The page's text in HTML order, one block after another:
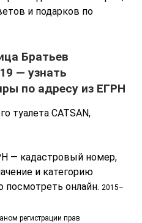
и подарков по
Братьев
— узнать
по адресу из ЕГРН
туалета CATSAN,
— кадастровый номер,
и категорию
посмотреть онлайн. 2015–
регистрации прав